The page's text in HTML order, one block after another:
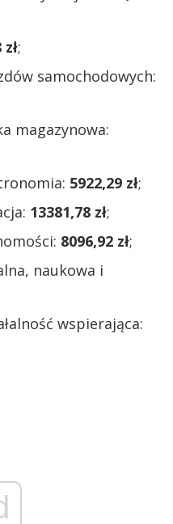
;
samochodowych:
magazynowa:
5922,29 zł;
13381,78 zł;
8096,92 zł;
naukowa i
wspierająca: